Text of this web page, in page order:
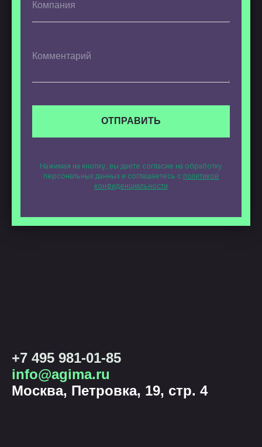
ОТПРАВИТЬ
Нажимая на кнопку, вы даете согласие на обработку
персональных данных и соглашаетесь c политикой
конфиденциальности
+7 495 981-01-85
info@agima.ru
Москва, Петровка, 19, стр. 4